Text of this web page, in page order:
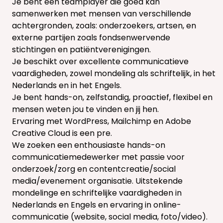
samenwerken met mensen van verschillende
achtergronden, zoals: onderzoekers, artsen, en
externe partijen zoals fondsenwervende
stichtingen en patiëntverenigingen.
Je beschikt over excellente communicatieve
vaardigheden, zowel mondeling als schriftelijk, in het
Nederlands en in het Engels.
Je bent hands-on, zelfstandig, proactief, flexibel en
mensen weten jou te vinden en jij hen.
Ervaring met WordPress, Mailchimp en Adobe
Creative Cloud is een pre.
We zoeken een enthousiaste hands-on
communicatiemedewerker met passie voor
onderzoek/zorg en contentcreatie/social
media/evenement organisatie. Uitstekende
mondelinge en schriftelijke vaardigheden in
Nederlands en Engels en ervaring in online-
communicatie (website, social media, foto/video).